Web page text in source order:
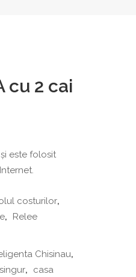
cu 2 cai
este folosit
costurilor,
,
Relee
Chisinau,
,
casa